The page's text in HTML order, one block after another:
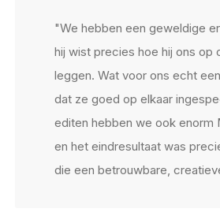
"We hebben een geweldige
hij wist precies hoe hij ons
leggen. Wat voor ons echt
dat ze goed op elkaar
editen hebben we ook enorm
en het eindresultaat was
die een betrouwbare,